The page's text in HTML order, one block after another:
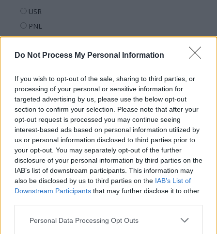
Do Not Process My Personal Information
If you wish to opt-out of the sale, sharing to third parties, or
processing of your personal or sensitive information for
targeted advertising by us, please use the below opt-out
section to confirm your selection. Please note that after your
opt-out request is processed you may continue seeing
interest-based ads based on personal information utilized by
us or personal information disclosed to third parties prior to
your opt-out. You may separately opt-out of the further
disclosure of your personal information by third parties on the
IAB’s list of downstream participants. This information may
also be disclosed by us to third parties on the IAB’s List of
Downstream Participants that may further disclose it to other
Personal Data Processing Opt Outs
USR
PNL
PSD
AUR
PMP (Tomac)
Forța Dreptei (L. Orban)
PNȚMM
REPER
SENS
SOS (Șoșoacă)
POT (Gavrilă)
PACE (Peia)